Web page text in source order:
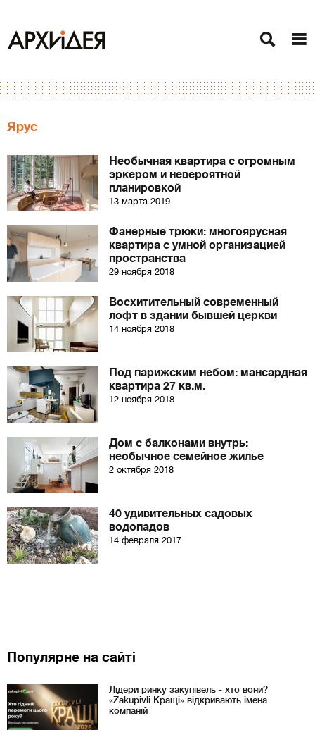
Ярус
Необычная квартира с огромным
эркером и невероятной
планировкой
13 марта 2019
Фанерные трюки: многоярусная
квартира с умной организацией
пространства
29 ноября 2018
Восхитительный современный
лофт в здании бывшей церкви
14 ноября 2018
Под парижским небом: мансардная
квартира 27 кв.м.
12 ноября 2018
Дом с балконами внутрь:
необычное семейное жилье
2 октября 2018
40 удивительных садовых
водопадов
14 февраля 2017
Популярне на сайті
Лідери ринку закупівель - хто вони?
«Zakupivli Кращі» відкривають імена
компаній